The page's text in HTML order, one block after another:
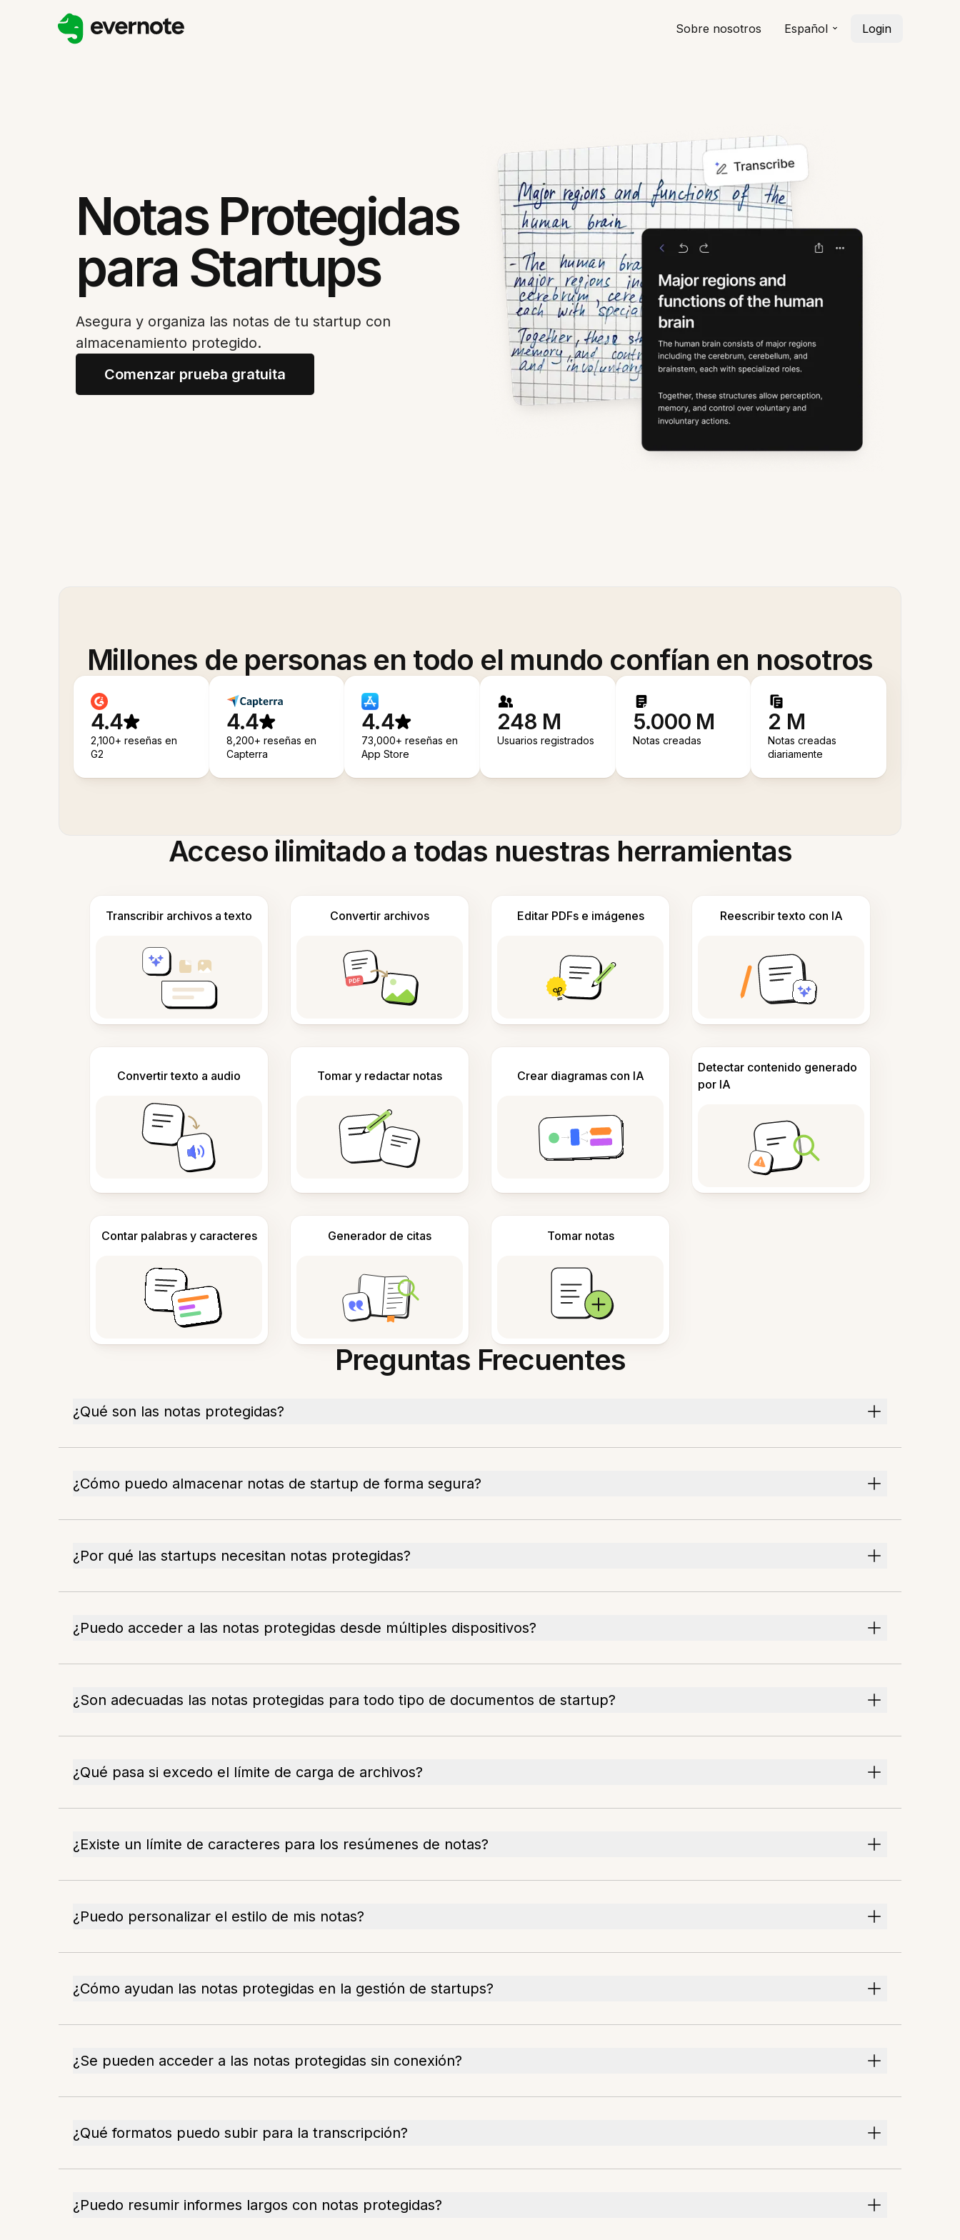
Sobre nosotros Español Login
Notas Protegidas
para Startups
Asegura y organiza las notas de tu startup con
almacenamiento protegido.
Comenzar prueba gratuita
Millones de personas en todo el mundo confían en nosotros
4.4
2,100+ reseñas en
G2
4.4
8,200+ reseñas en
Capterra
4.4
73,000+ reseñas en
App Store
248 M
Usuarios registrados
5.000 M
Notas creadas
2 M
Notas creadas
diariamente
Acceso ilimitado a todas nuestras herramientas
Transcribir archivos a texto Convertir archivos Editar PDFs e imágenes Reescribir texto con IA
Convertir texto a audio Tomar y redactar notas Crear diagramas con IA
Detectar contenido generado
por IA
Contar palabras y caracteres Generador de citas Tomar notas
Preguntas Frecuentes
¿Qué son las notas protegidas?
¿Cómo puedo almacenar notas de startup de forma segura?
¿Por qué las startups necesitan notas protegidas?
¿Puedo acceder a las notas protegidas desde múltiples dispositivos?
¿Son adecuadas las notas protegidas para todo tipo de documentos de startup?
¿Qué pasa si excedo el límite de carga de archivos?
¿Existe un límite de caracteres para los resúmenes de notas?
¿Puedo personalizar el estilo de mis notas?
¿Cómo ayudan las notas protegidas en la gestión de startups?
¿Se pueden acceder a las notas protegidas sin conexión?
¿Qué formatos puedo subir para la transcripción?
¿Puedo resumir informes largos con notas protegidas?